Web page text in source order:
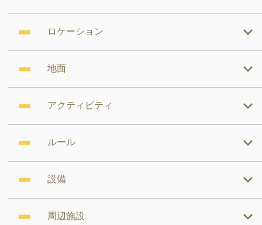
ロケーション
地面
アクティビティ
ルール
設備
周辺施設